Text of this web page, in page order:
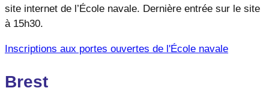
site internet de l’École navale. Dernière entrée sur le site
à 15h30.
Inscriptions aux portes ouvertes de l'École navale
Brest